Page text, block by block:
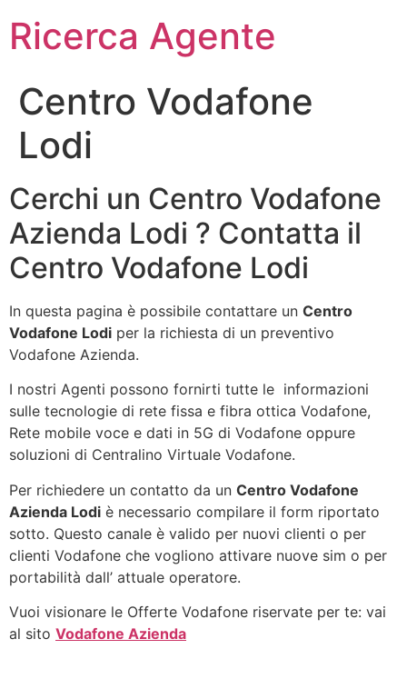
Ricerca Agente
Centro Vodafone
Lodi
Cerchi un Centro Vodafone
Azienda Lodi ? Contatta il
Centro Vodafone Lodi
In questa pagina è possibile contattare un Centro
Vodafone Lodi per la richiesta di un preventivo
Vodafone Azienda.
I nostri Agenti possono fornirti tutte le informazioni
sulle tecnologie di rete fissa e fibra ottica Vodafone,
Rete mobile voce e dati in 5G di Vodafone oppure
soluzioni di Centralino Virtuale Vodafone.
Per richiedere un contatto da un Centro Vodafone
Azienda Lodi è necessario compilare il form riportato
sotto. Questo canale è valido per nuovi clienti o per
clienti Vodafone che vogliono attivare nuove sim o per
portabilità dall’ attuale operatore.
Vuoi visionare le Offerte Vodafone riservate per te: vai
al sito Vodafone Azienda